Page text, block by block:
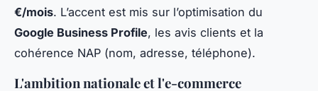
€/mois. L’accent est mis sur l’optimisation du
Google Business Profile, les avis clients et la
cohérence NAP (nom, adresse, téléphone).
L'ambition nationale et l'e-commerce